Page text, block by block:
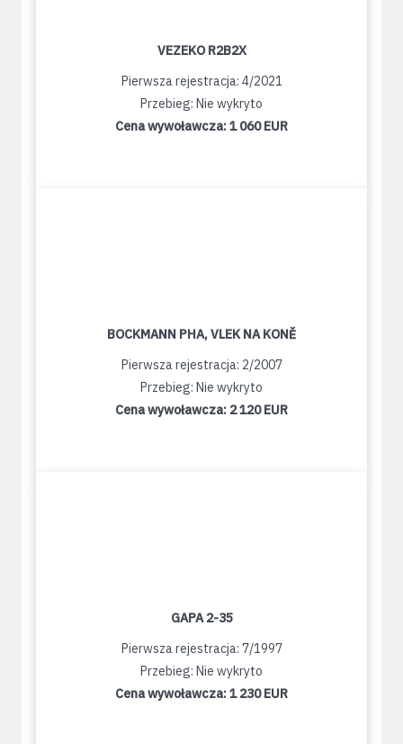
VEZEKO R2B2X
Pierwsza rejestracja: 4/2021
Przebieg: Nie wykryto
Cena wywoławcza:1 060 EUR
BOCKMANN PHA, VLEK NA KONĚ
Pierwsza rejestracja: 2/2007
Przebieg: Nie wykryto
Cena wywoławcza: 2 120 EUR
GAPA 2-35
Pierwsza rejestracja: 7/1997
Przebieg: Nie wykryto
Cena wywoławcza:1 230 EUR